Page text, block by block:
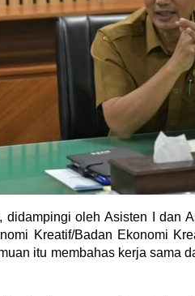
oleh Asisten I dan
Kreatif/Badan Ekonomi
itu membahas kerja sama